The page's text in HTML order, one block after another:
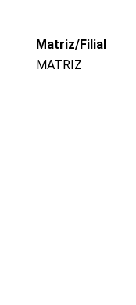
Matriz/Filial
MATRIZ